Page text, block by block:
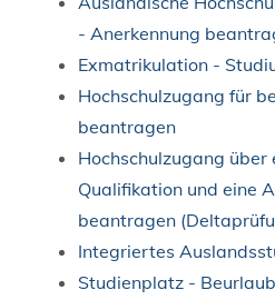
- Anerkennung
Exmatrikulation -
Hochschulzugang für
beantragen
Hochschulzugang über
Qualifikation und eine
beantragen
Integriertes
Studienplatz -